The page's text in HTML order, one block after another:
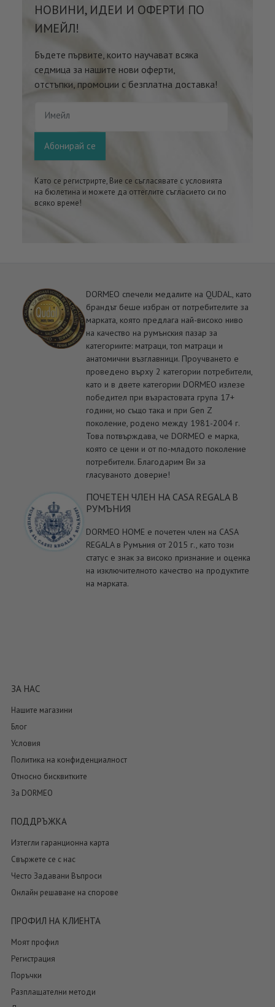
НОВИНИ, ИДЕИ И ОФЕРТИ ПО
ИМЕЙЛ!
Бъдете първите, които научават всяка
седмица за нашите нови оферти,
отстъпки, промоции с безплатна доставка!
Имейл
Абонирай се
Като се регистрирте, Вие се съгласявате с условията
на бюлетина и можете да оттеглите съгласието си по
всяко време!
DORMEO спечели медалите на QUDAL, като
брандът беше избран от потребителите за
марката, която предлага най-високо ниво
на качество на румънския пазар за
категориите: матраци, топ матраци и
анатомични възглавници. Проучването е
проведено върху 2 категории потребители,
като и в двете категории DORMEO излезе
победител при възрастовата група 17+
години, но също така и при Gen Z
поколение, родено между 1981-2004 г.
Това потвърждава, че DORMEO е марка,
която се цени и от по-младото поколение
потребители. Благодарим Ви за
гласуваното доверие!
ПОЧЕТЕН ЧЛЕН НА CASA REGALA В
РУМЪНИЯ
DORMEO HOME е почетен член на CASA
REGALA в Румъния от 2015 г., като този
статус е знак за високо признание и оценка
на изключителното качество на продуктите
на марката.
ЗА НАС
Нашите магазини
Блог
Условия
Политика на конфиденциалност
Относно бисквитките
За DORMEO
ПОДДРЪЖКА
Изтегли гаранционна карта
Свържете се с нас
Често Задавани Въпроси
Онлайн решаване на спорове
ПРОФИЛ НА КЛИЕНТА
Моят профил
Регистрация
Поръчки
Разплащателни методи